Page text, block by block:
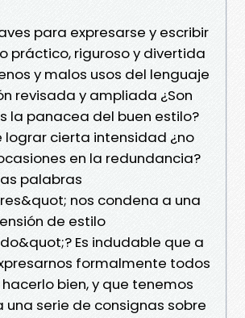
para expresarse y escribir
práctico, riguroso y divertida
y malos usos del lenguaje
revisada y ampliada ¿Son
la panacea del buen estilo?
lograr cierta intensidad ¿no
en la redundancia?
palabras
nos condena a una
de estilo
Es indudable que a
formalmente todos
bien, y que tenemos
una serie de consignas sobre